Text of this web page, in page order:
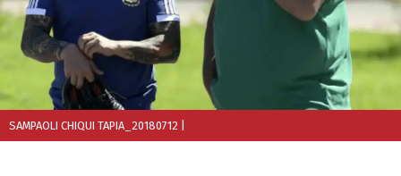
SAMPAOLI CHIQUI TAPIA_20180712